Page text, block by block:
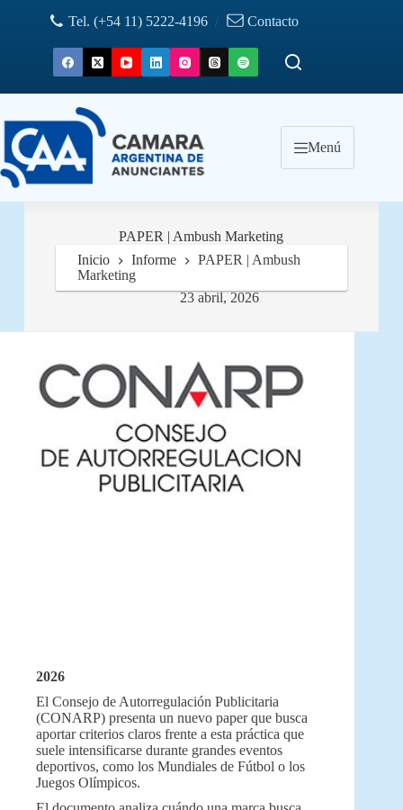
Tel. (+54 11) 5222-4196 / Contacto
Menú
PAPER | Ambush Marketing
23 abril, 2026
Inicio Informe
PAPER | Ambush
Marketing
2026
El Consejo de Autorregulación Publicitaria
(CONARP) presenta un nuevo paper que busca
aportar criterios claros frente a esta práctica que
suele intensificarse durante grandes eventos
deportivos, como los Mundiales de Fútbol o los
Juegos Olímpicos.